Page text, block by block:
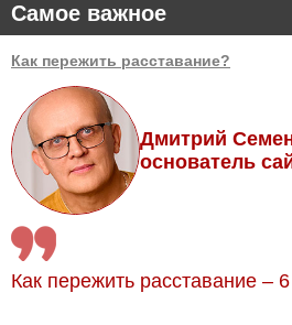
Самое важное
Как пережить расставание?
Дмитрий
основатель
Как пережить расставание –